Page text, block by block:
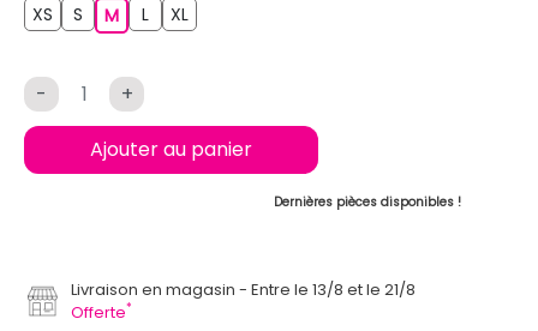
XS S MM L XL
- +
Ajouter au panier
Dernières pièces disponibles !
Livraison en magasin
Entre le 13/8 et le 21/8
Offerte*